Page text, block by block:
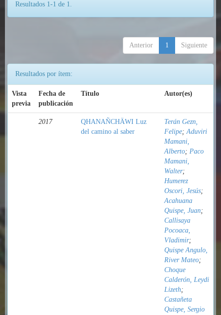
Resultados 1-1 de 1.
Anterior 1 Siguiente
Resultados por ítem:
Vista
previa
Fecha de
publicación
Título Autor(es)
2017
QHANAÑCHÄWI Luz
del camino al saber
Terán Gezn,
Felipe;Aduviri
Mamani,
Alberto; Paco
Mamani,
Walter;
Humerez
Oscori, Jesús;
Acahuana
Quispe, Juan;
Callisaya
Pocoaca,
Vladimir;
Quispe Angulo,
River Mateo;
Choque
Calderón, Leydi
Lizeth;
Castañeta
Quispe, Sergio